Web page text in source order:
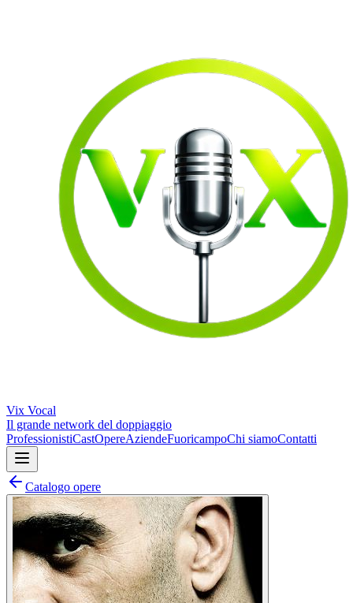
Vix Vocal
Il grande network del doppiaggio
ProfessionistiCastOpereAziendeFuoricampoChi siamoContatti
Catalogo opere